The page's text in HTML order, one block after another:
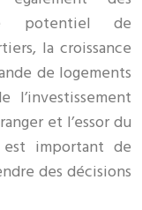
potentiel de
la croissance
de logements
et l’essor du
important de
des décisions